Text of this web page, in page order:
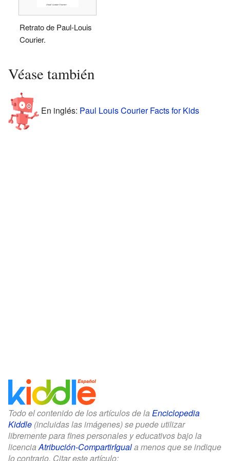
Retrato de Paul-Louis
Courier.
Véase también
En inglés: Paul Louis Courier Facts for Kids
Todo el contenido de los artículos de la Enciclopedia
Kiddle (incluidas las imágenes) se puede utilizar
libremente para fines personales y educativos bajo la
licenciaAtribución-CompartirIguala menos que se indique
lo contrario. Citar este artículo: